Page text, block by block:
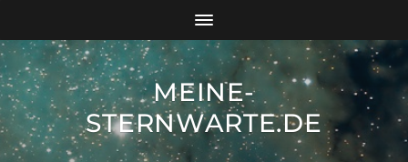
MEINE-
STERNWARTE.DE